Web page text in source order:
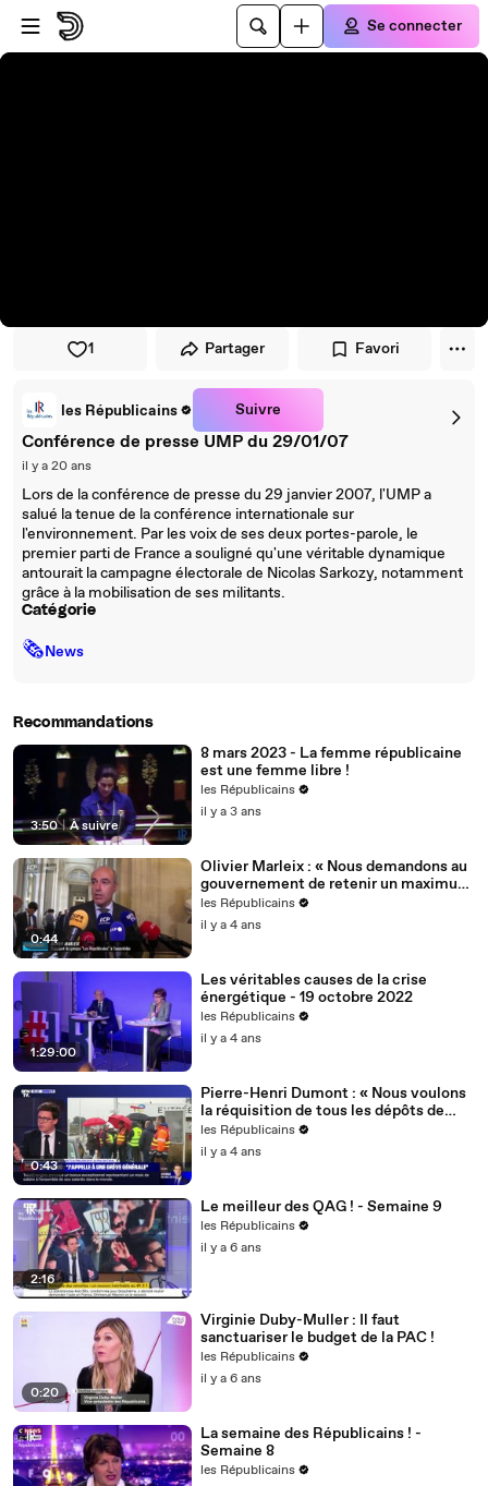
Passer au player
Passer au contenu principal
Se connecter
1 Partager Favori
les Républicains Suivre
Conférence de presse UMP du 29/01/07
il y a 20 ans
Lors de la conférence de presse du 29 janvier 2007, l'UMP a
salué la tenue de la conférence internationale sur
l'environnement. Par les voix de ses deux portes-parole, le
premier parti de France a souligné qu'une véritable dynamique
antourait la campagne électorale de Nicolas Sarkozy, notamment
grâce à la mobilisation de ses militants.
Catégorie
🗞News
Recommandations
3:50 | À suivre
8 mars 2023 - La femme républicaine
est une femme libre !
les Républicains
il y a 3 ans
0:44
Olivier Marleix : « Nous demandons au
gouvernement de retenir un maximum
de nos propositions. »
les Républicains
il y a 4 ans
1:29:00
Les véritables causes de la crise
énergétique - 19 octobre 2022
les Républicains
il y a 4 ans
0:43
Pierre-Henri Dumont : « Nous voulons
la réquisition de tous les dépôts de
carburant ! »
les Républicains
il y a 4 ans
2:16
Le meilleur des QAG ! - Semaine 9
les Républicains
il y a 6 ans
0:20
Virginie Duby-Muller : Il faut
sanctuariser le budget de la PAC !
les Républicains
il y a 6 ans
La semaine des Républicains ! -
Semaine 8
les Républicains